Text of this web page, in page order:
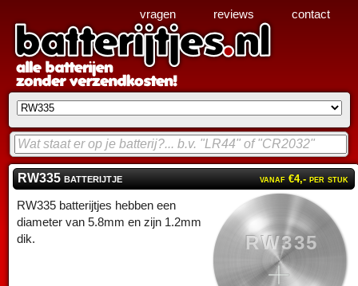
RW335 batterijtje vanaf €4,- per stuk
RW335
RW335 batterijtjes hebben een
diameter van 5.8mm en zijn 1.2mm
dik.
vragen reviews contact